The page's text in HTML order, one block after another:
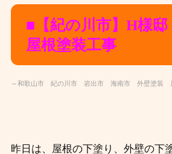
■【紀の川市】H様
屋根塗装工事
～和歌山市 紀の川市 岩出市 海南市 外壁塗装
昨日は、屋根の下塗り、外壁の下